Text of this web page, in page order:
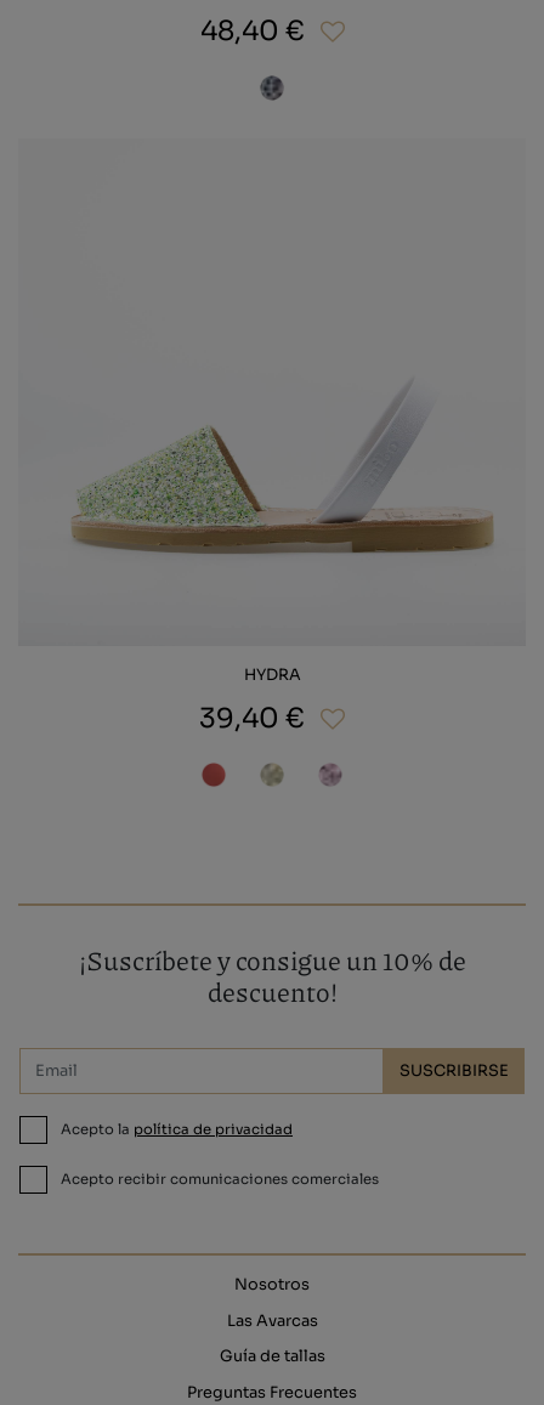
48,40 €
HYDRA
39,40 €
¡Suscríbete y consigue un 10% de
descuento!
SUSCRIBIRSE
Acepto la política de privacidad
Acepto recibir comunicaciones comerciales
Nosotros
Las Avarcas
Guía de tallas
Preguntas Frecuentes